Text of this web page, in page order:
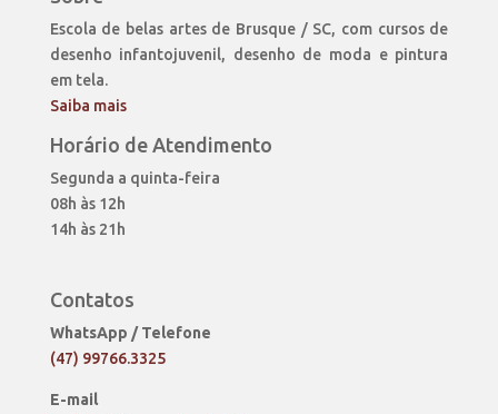
Escola de belas artes de Brusque / SC, com cursos de
desenho infantojuvenil, desenho de moda e pintura
em tela.
Saiba mais
Horário de Atendimento
Segunda a quinta-feira
08h às 12h
14h às 21h
Contatos
WhatsApp / Telefone
(47) 99766.3325
E-mail